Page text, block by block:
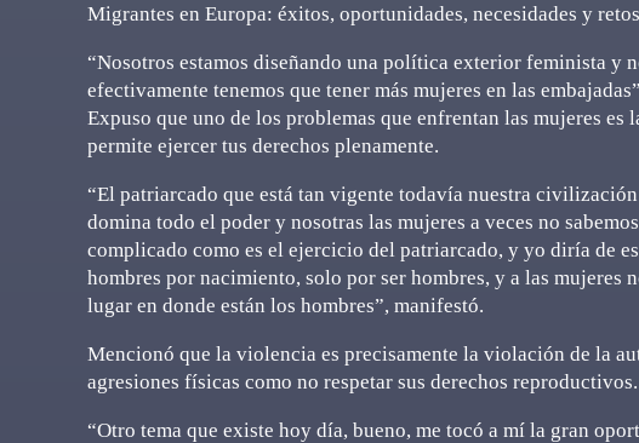
Migrantes en Europa: éxitos, oportunidades, necesidades y
“Nosotros estamos diseñando una política exterior feminista y
efectivamente tenemos que tener más mujeres en las
Expuso que uno de los problemas que enfrentan las mujeres
permite ejercer tus derechos plenamente.
“El patriarcado que está tan vigente todavía nuestra
domina todo el poder y nosotras las mujeres a veces no
complicado como es el ejercicio del patriarcado, y yo diría de
hombres por nacimiento, solo por ser hombres, y a las mujeres
lugar en donde están los hombres”, manifestó.
Mencionó que la violencia es precisamente la violación de la
agresiones físicas como no respetar sus derechos reproductivos.
“Otro tema que existe hoy día, bueno, me tocó a mí la gran